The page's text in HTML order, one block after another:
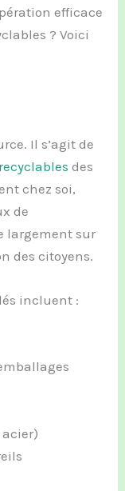
efficace
? Voici
Il s’agit de
des
chez soi,
de
largement sur
des citoyens.
incluent :